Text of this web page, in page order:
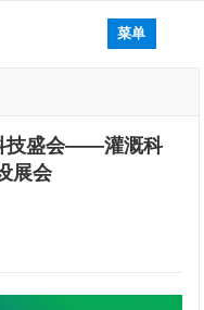
菜单
技盛会——灌溉科
展会